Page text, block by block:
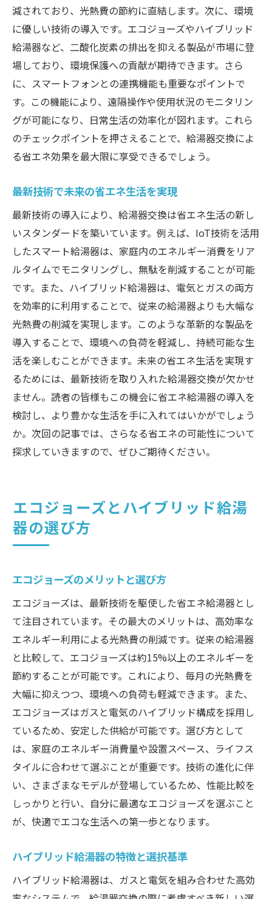
減されており、光熱費の節約に直結します。次に、環境
に優しい技術の導入です。エコジョーズやハイブリッド
給湯器など、二酸化炭素の排出を抑える製品が市場に登
場しており、環境保護への貢献が期待できます。さら
に、スマートフォンとの連携機能も重要なポイントで
す。この機能により、遠隔操作や使用状況のモニタリン
グが可能になり、日常生活の効率化が図れます。これら
のチェックポイントを押さえることで、給湯器交換によ
る省エネ効果を最大限に享受できるでしょう。
最新技術で未来の省エネ生活を実現
最新技術の導入により、給湯器交換は省エネ生活の新し
いスタンダードを築いています。例えば、IoT技術を活用
したスマート給湯器は、家庭内のエネルギー消費をリア
ルタイムでモニタリングし、無駄を削減することが可能
です。また、ハイブリッド給湯器は、電気とガスの両方
を効率的に利用することで、従来の給湯器よりも大幅な
光熱費の削減を実現します。このような革新的な製品を
導入することで、環境への負荷を軽減し、持続可能な生
活を楽しむことができます。未来の省エネ生活を実現す
るためには、最新技術を取り入れた給湯器交換が欠かせ
ません。読者の皆様もこの機会に省エネ給湯器の導入を
検討し、より豊かな生活を手に入れてはいかがでしょう
か。次回の記事では、さらなる省エネの可能性について
探求していきますので、ぜひご期待ください。
エコジョーズとハイブリッド給湯
器の選び方
エコジョーズのメリットと選び方
エコジョーズは、最新技術を駆使した省エネ給湯器とし
て注目されています。その最大のメリットは、高効率な
エネルギー利用による光熱費の削減です。従来の給湯器
と比較して、エコジョーズは約15%以上のエネルギーを
節約することが可能です。これにより、毎月の光熱費を
大幅に抑えつつ、環境への負荷も軽減できます。また、
エコジョーズはガスと電気のハイブリッド構成を採用し
ているため、安定した供給が可能です。選び方として
は、家庭のエネルギー消費量や設置スペース、ライフス
タイルに合わせて選ぶことが重要です。技術の進化に伴
い、さまざまなモデルが登場しているため、性能比較を
しっかりと行い、自分に最適なエコジョーズを選ぶこと
が、快適でエコな生活への第一歩となります。
ハイブリッド給湯器の特徴と選択基準
ハイブリッド給湯器は、ガスと電気を組み合わせた高効